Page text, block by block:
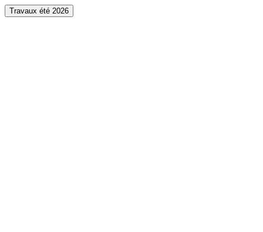
Travaux été 2026